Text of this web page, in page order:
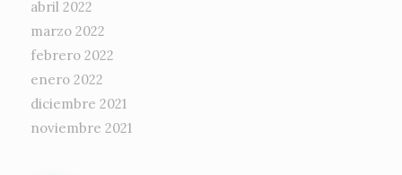
abril 2022
marzo 2022
febrero 2022
enero 2022
diciembre 2021
noviembre 2021